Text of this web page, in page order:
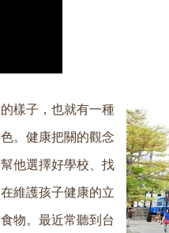
樣子，也就有一種
。健康把關的觀念
他選擇好學校、找
維護孩子健康的立
物。最近常聽到台